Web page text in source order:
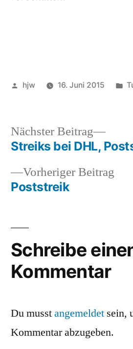
Veröffentlicht
hjw 16. Juni 2015
Vorheriger Beitrag
Poststreik
Nächster Beitrag
Streiks bei DHL,
Schreibe
Kommentar
Du musstangemeldet sein,
Kommentar abzugeben.